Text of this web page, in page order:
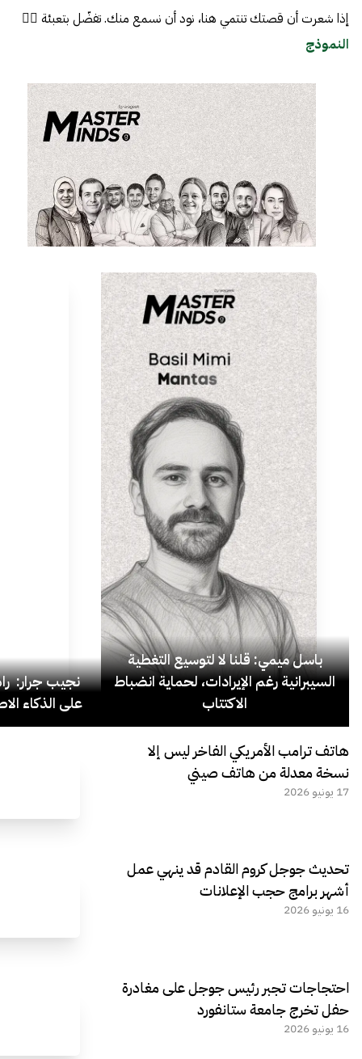
إذا شعرت أن قصتك تنتمي هنا، نود أن نسمع منك. تفضّل بتعبئة 👈🏼
النموذج
باسل ميمي: قلنا لا لتوسيع التغطية
السيبرانية رغم الإيرادات، لحماية انضباط
الاكتتاب
نجيب جرار:
على الذكاء
هاتف ترامب الأمريكي الفاخر ليس إلا
نسخة معدلة من هاتف صيني
17 يونيو 2026
تحديث جوجل كروم القادم قد ينهي عمل
أشهر برامج حجب الإعلانات
16 يونيو 2026
احتجاجات تجبر رئيس جوجل على مغادرة
حفل تخرج جامعة ستانفورد
16 يونيو 2026